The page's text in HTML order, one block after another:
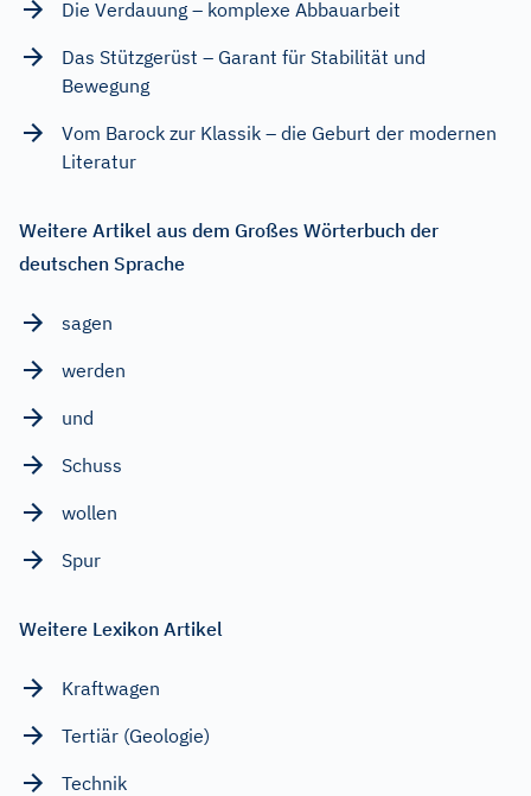
Die Verdauung – komplexe Abbauarbeit
Das Stützgerüst – Garant für Stabilität und
Bewegung
Vom Barock zur Klassik – die Geburt der modernen
Literatur
Weitere Artikel aus dem Großes Wörterbuch der
deutschen Sprache
sagen
werden
und
Schuss
wollen
Spur
Weitere Lexikon Artikel
Kraftwagen
Tertiär (Geologie)
Technik